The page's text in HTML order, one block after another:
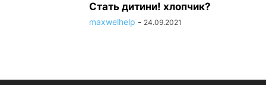
Стать дитини! хлопчик?
maxwelhelp - 24.09.2021